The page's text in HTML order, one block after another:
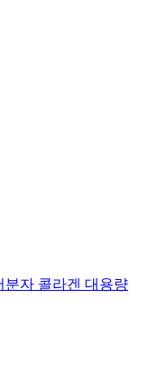
분자 콜라겐 대용량